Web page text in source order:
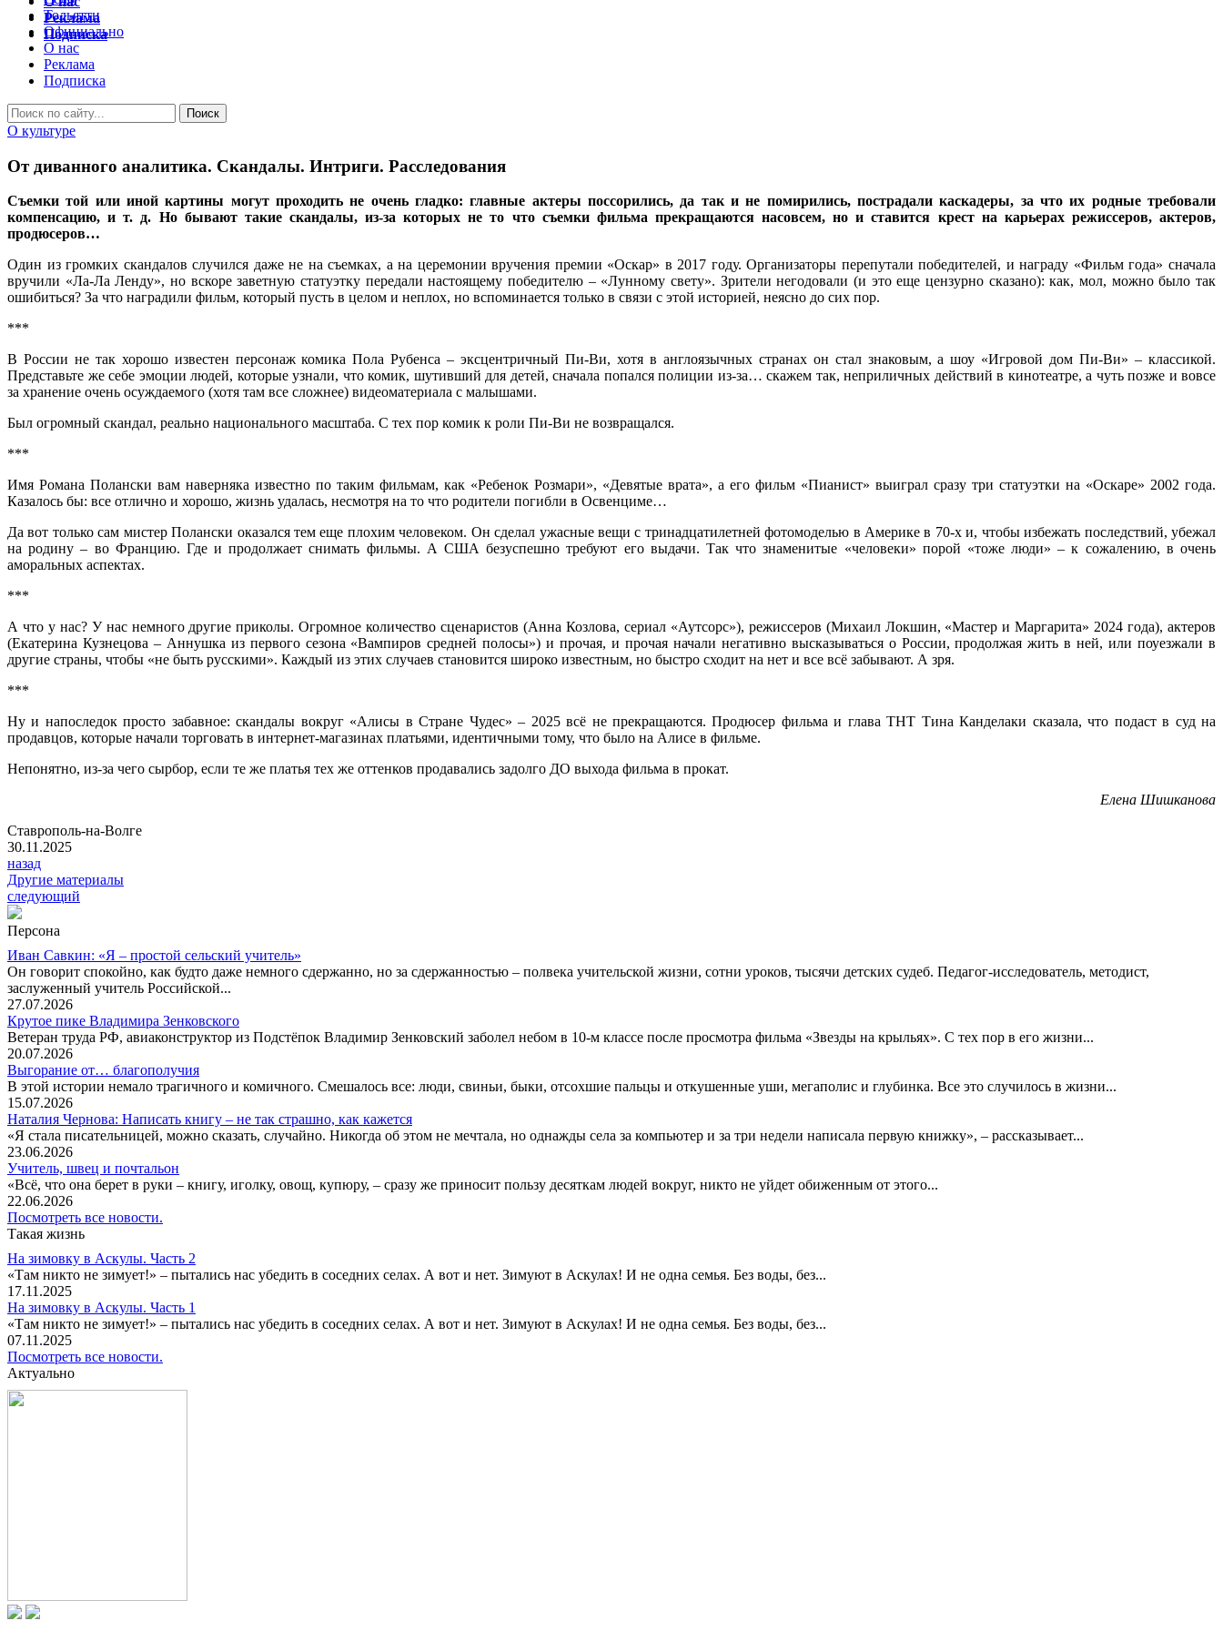
Тольятти
Официально
О нас
Реклама
Подписка
О культуре
От диванного аналитика. Скандалы. Интриги. Расследования
Съемки той или иной картины могут проходить не очень гладко: главные актеры поссорились, да так и не помирились, пострадали каскадеры, за что их родные требовали
компенсацию, и т. д. Но бывают такие скандалы, из-за которых не то что съемки фильма прекращаются насовсем, но и ставится крест на карьерах режиссеров, актеров,
продюсеров…
Один из громких скандалов случился даже не на съемках, а на церемонии вручения премии «Оскар» в 2017 году. Организаторы перепутали победителей, и награду «Фильм года» сначала
вручили «Ла-Ла Ленду», но вскоре заветную статуэтку передали настоящему победителю – «Лунному свету». Зрители негодовали (и это еще цензурно сказано): как, мол, можно было так
ошибиться? За что наградили фильм, который пусть в целом и неплох, но вспоминается только в связи с этой историей, неясно до сих пор.
***
В России не так хорошо известен персонаж комика Пола Рубенса – эксцентричный Пи-Ви, хотя в англоязычных странах он стал знаковым, а шоу «Игровой дом Пи-Ви» – классикой.
Представьте же себе эмоции людей, которые узнали, что комик, шутивший для детей, сначала попался полиции из-за… скажем так, неприличных действий в кинотеатре, а чуть позже и вовсе
за хранение очень осуждаемого (хотя там все сложнее) видеоматериала с малышами.
Был огромный скандал, реально национального масштаба. С тех пор комик к роли Пи-Ви не возвращался.
***
Имя Романа Полански вам наверняка известно по таким фильмам, как «Ребенок Розмари», «Девятые врата», а его фильм «Пианист» выиграл сразу три статуэтки на «Оскаре» 2002 года.
Казалось бы: все отлично и хорошо, жизнь удалась, несмотря на то что родители погибли в Освенциме…
Да вот только сам мистер Полански оказался тем еще плохим человеком. Он сделал ужасные вещи с тринадцатилетней фотомоделью в Америке в 70-х и, чтобы избежать последствий, убежал
на родину – во Францию. Где и продолжает снимать фильмы. А США безуспешно требуют его выдачи. Так что знаменитые «человеки» порой «тоже люди» – к сожалению, в очень
аморальных аспектах.
***
А что у нас? У нас немного другие приколы. Огромное количество сценаристов (Анна Козлова, сериал «Аутсорс»), режиссеров (Михаил Локшин, «Мастер и Маргарита» 2024 года), актеров
(Екатерина Кузнецова – Аннушка из первого сезона «Вампиров средней полосы») и прочая, и прочая начали негативно высказываться о России, продолжая жить в ней, или поуезжали в
другие страны, чтобы «не быть русскими». Каждый из этих случаев становится широко известным, но быстро сходит на нет и все всё забывают. А зря.
***
Ну и напоследок просто забавное: скандалы вокруг «Алисы в Стране Чудес» – 2025 всё не прекращаются. Продюсер фильма и глава ТНТ Тина Канделаки сказала, что подаст в суд на
продавцов, которые начали торговать в интернет-магазинах платьями, идентичными тому, что было на Алисе в фильме.
Непонятно, из-за чего сырбор, если те же платья тех же оттенков продавались задолго ДО выхода фильма в прокат.
Елена Шишканова
Ставрополь-на-Волге
30.11.2025
назад
Другие материалы
следующий
Персона
Иван Савкин: «Я – простой сельский учитель»
Он говорит спокойно, как будто даже немного сдержанно, но за сдержанностью – полвека учительской жизни, сотни уроков, тысячи детских судеб. Педагог-исследователь, методист,
заслуженный учитель Российской...
27.07.2026
Крутое пике Владимира Зенковского
Ветеран труда РФ, авиаконструктор из Подстёпок Владимир Зенковский заболел небом в 10-м классе после просмотра фильма «Звезды на крыльях». С тех пор в его жизни...
20.07.2026
Выгорание от… благополучия
В этой истории немало трагичного и комичного. Смешалось все: люди, свиньи, быки, отсохшие пальцы и откушенные уши, мегаполис и глубинка. Все это случилось в жизни...
15.07.2026
Наталия Чернова: Написать книгу – не так страшно, как кажется
«Я стала писательницей, можно сказать, случайно. Никогда об этом не мечтала, но однажды села за компьютер и за три недели написала первую книжку», – рассказывает...
23.06.2026
Учитель, швец и почтальон
«Всё, что она берет в руки – книгу, иголку, овощ, купюру, – сразу же приносит пользу десяткам людей вокруг, никто не уйдет обиженным от этого...
22.06.2026
Посмотреть все новости.
Такая жизнь
На зимовку в Аскулы. Часть 2
«Там никто не зимует!» – пытались нас убедить в соседних селах. А вот и нет. Зимуют в Аскулах! И не одна семья. Без воды, без...
17.11.2025
На зимовку в Аскулы. Часть 1
«Там никто не зимует!» – пытались нас убедить в соседних селах. А вот и нет. Зимуют в Аскулах! И не одна семья. Без воды, без...
07.11.2025
Посмотреть все новости.
Актуально
Реклама
Подписка